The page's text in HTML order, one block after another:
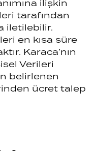
ilişkin
tarafından
iletilebilir.
en kısa süre
Karaca’nın
Verileri
belirlenen
ücret talep